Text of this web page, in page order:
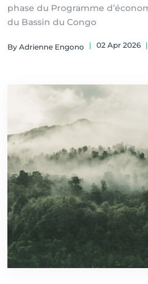
phase du Programme
du Bassin du Congo
By Adrienne Engono | 02 Apr 2026 |